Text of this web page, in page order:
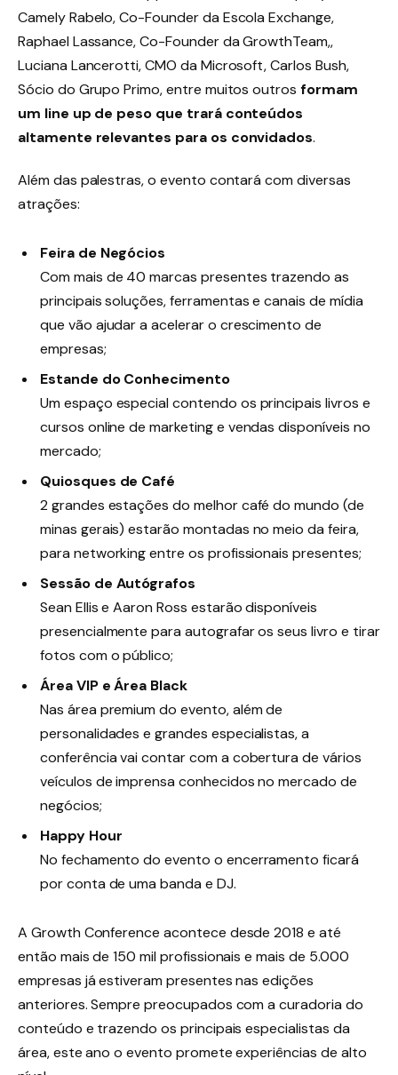
Camely Rabelo, Co-Founder da Escola Exchange,
Raphael Lassance, Co-Founder da GrowthTeam,,
Luciana Lancerotti, CMO da Microsoft, Carlos Bush,
Sócio do Grupo Primo, entre muitos outros formam
um line up de peso que trará conteúdos
altamente relevantes para os convidados.
Além das palestras, o evento contará com diversas
atrações:
Feira de Negócios
Com mais de 40 marcas presentes trazendo as
principais soluções, ferramentas e canais de mídia
que vão ajudar a acelerar o crescimento de
empresas;
Estande do Conhecimento
Um espaço especial contendo os principais livros e
cursos online de marketing e vendas disponíveis no
mercado;
Quiosques de Café
2 grandes estações do melhor café do mundo (de
minas gerais) estarão montadas no meio da feira,
para networking entre os profissionais presentes;
Sessão de Autógrafos
Sean Ellis e Aaron Ross estarão disponíveis
presencialmente para autografar os seus livro e tirar
fotos com o público;
Área VIP e Área Black
Nas área premium do evento, além de
personalidades e grandes especialistas, a
conferência vai contar com a cobertura de vários
veículos de imprensa conhecidos no mercado de
negócios;
Happy Hour
No fechamento do evento o encerramento ficará
por conta de uma banda e DJ.
A Growth Conference acontece desde 2018 e até
então mais de 150 mil profissionais e mais de 5.000
empresas já estiveram presentes nas edições
anteriores. Sempre preocupados com a curadoria do
conteúdo e trazendo os principais especialistas da
área, este ano o evento promete experiências de alto